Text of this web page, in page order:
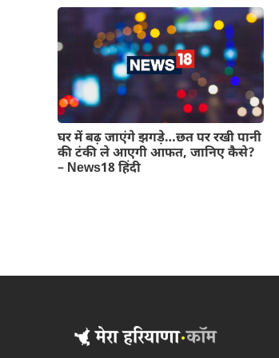
घर में बढ़ जाएंगे झगड़े…छत पर रखी पानी
की टंकी ले आएगी आफत, जानिए कैसे?
– News18 हिंदी